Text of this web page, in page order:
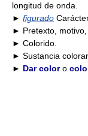
longitud de onda.
► figurado
► Pretexto, motivo,
► Colorido.
► Sustancia
► Dar coloro